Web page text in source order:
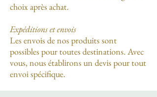
choix après achat.
Expéditions et envois
Les envois de nos produits sont
possibles pour toutes destinations. Avec
vous, nous établirons un devis pour tout
envoi spécifique.